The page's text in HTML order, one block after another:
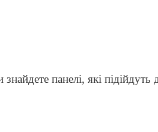
панелі, які підійдуть